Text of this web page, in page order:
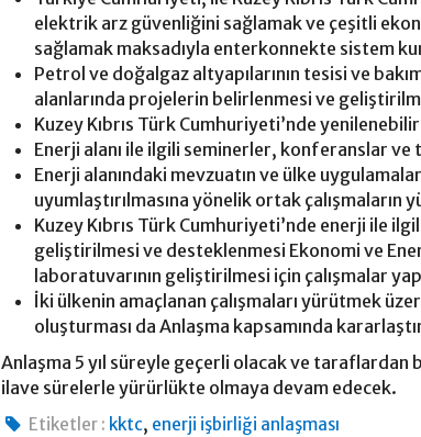
elektrik arz güvenliğini sağlamak ve çeşitli
sağlamak maksadıyla enterkonnekte sistem
Petrol ve doğalgaz altyapılarının tesisi ve
alanlarında projelerin belirlenmesi ve
Kuzey Kıbrıs Türk Cumhuriyeti’nde
Enerji alanı ile ilgili seminerler, konferanslar ve
Enerji alanındaki mevzuatın ve ülke
uyumlaştırılmasına yönelik ortak çalışmaların
Kuzey Kıbrıs Türk Cumhuriyeti’nde enerji ile
geliştirilmesi ve desteklenmesi Ekonomi ve
laboratuvarının geliştirilmesi için çalışmalar
İki ülkenin amaçlanan çalışmaları yürütmek
oluşturması da Anlaşma kapsamında
Anlaşma 5 yıl süreyle geçerli olacak ve taraflardan
ilave sürelerle yürürlükte olmaya devam edecek.
Etiketler : kktc, enerji işbirliği anlaşması